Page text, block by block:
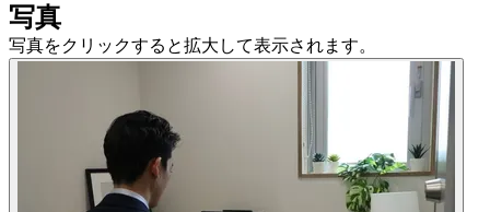
写真
写真をクリックすると拡大して表示されます。